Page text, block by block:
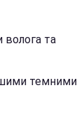
волога та
темними